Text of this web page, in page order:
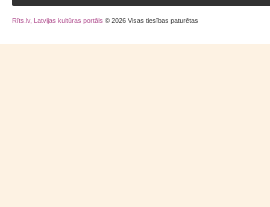
Rīts.lv, Latvijas kultūras portāls © 2026 Visas tiesības paturētas